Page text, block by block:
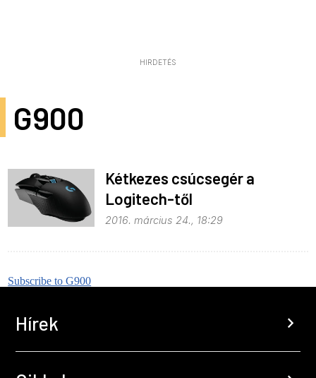
HIRDETÉS
G900
Kétkezes csúcsegér a
Logitech-től
2016. március 24., 18:29
Subscribe to G900
Hírek chevron_right